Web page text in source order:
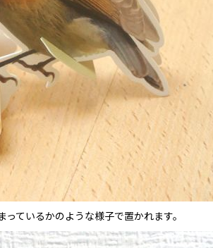
っているかのような様子で置かれます。